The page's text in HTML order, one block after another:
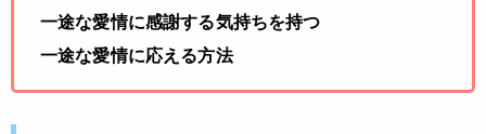
一途な愛情に感謝する気持ちを持つ
一途な愛情に応える方法